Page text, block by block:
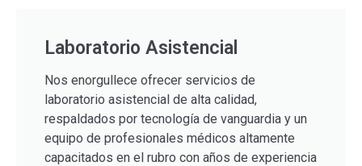
Laboratorio Asistencial
Nos enorgullece ofrecer servicios de
laboratorio asistencial de alta calidad,
respaldados por tecnología de vanguardia y un
equipo de profesionales médicos altamente
capacitados en el rubro con años de experiencia